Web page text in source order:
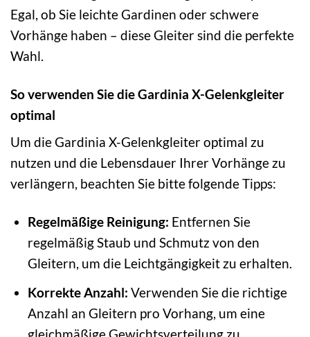
Egal, ob Sie leichte Gardinen oder schwere
Vorhänge haben – diese Gleiter sind die perfekte
Wahl.
So verwenden Sie die Gardinia X-Gelenkgleiter
optimal
Um die Gardinia X-Gelenkgleiter optimal zu
nutzen und die Lebensdauer Ihrer Vorhänge zu
verlängern, beachten Sie bitte folgende Tipps:
Regelmäßige Reinigung: Entfernen Sie
regelmäßig Staub und Schmutz von den
Gleitern, um die Leichtgängigkeit zu erhalten.
Korrekte Anzahl: Verwenden Sie die richtige
Anzahl an Gleitern pro Vorhang, um eine